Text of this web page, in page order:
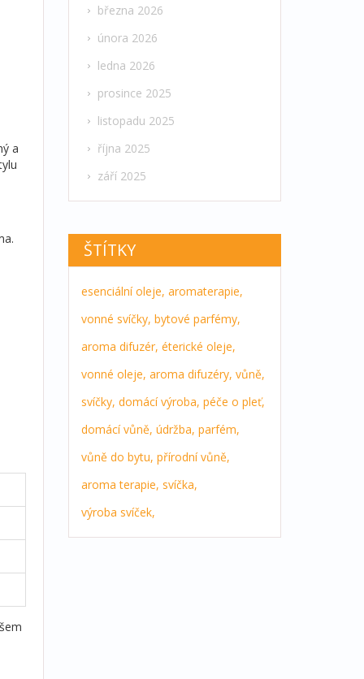
a
března 2026
února 2026
ledna 2026
prosince 2025
listopadu 2025
října 2025
září 2025
ŠTÍTKY
esenciální oleje, aromaterapie,
vonné svíčky, bytové parfémy,
aroma difuzér, éterické oleje,
vonné oleje, aroma difuzéry, vůně,
svíčky, domácí výroba, péče o pleť,
domácí vůně, údržba, parfém,
vůně do bytu, přírodní vůně,
aroma terapie, svíčka,
výroba svíček,